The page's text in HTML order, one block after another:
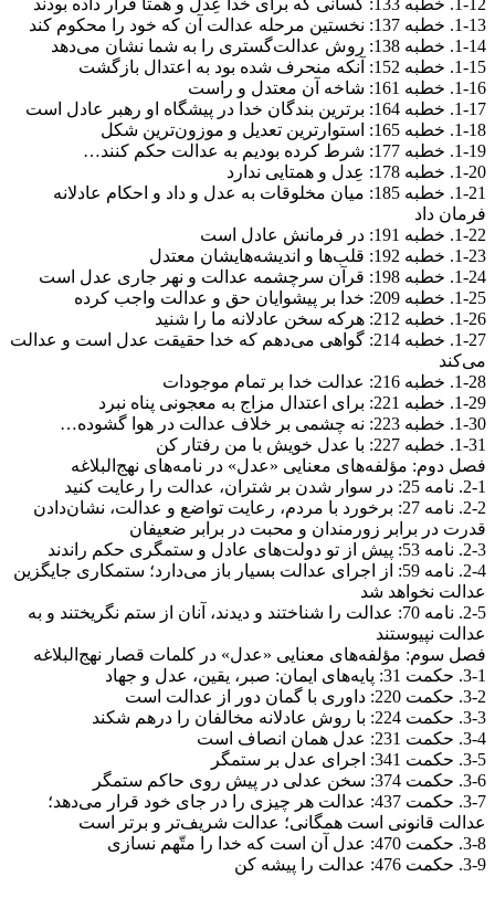
1-12. خطبه 133: کسانی که برای خدا عِدل و همتا قرار داده بودند
1-13. خطبه 137: نخستین مرحله عدالت آن که خود را محکوم کند
1-14. خطبه 138: روش عدالت‌گستری را به شما نشان می‌دهد
1-15. خطبه 152: آنکه منحرف شده بود به اعتدال بازگشت
1-16. خطبه 161: شاخه آن معتدل و راست
1-17. خطبه 164: برترین بندگان خدا در پیشگاه او رهبر عادل است
1-18. خطبه 165: استوارترین تعدیل و موزون‌ترین شکل
1-19. خطبه 177: شرط کرده بودیم به عدالت حکم کنند…
1-20. خطبه 178: عِدل و همتایی ندارد
1-21. خطبه 185: میان مخلوقات به عدل و داد و احکام عادلانه
فرمان داد
1-22. خطبه 191: در فرمانش عادل است
1-23. خطبه 192: قلب‌ها و اندیشه‌هایشان معتدل
1-24. خطبه 198: قرآن سرچشمه عدالت و نهر جاری عدل است
1-25. خطبه 209: خدا بر پیشوایان حق و عدالت واجب کرده
1-26. خطبه 212: هرکه سخن عادلانه ما را شنید
1-27. خطبه 214: گواهی می‌دهم که خدا حقیقت عدل است و عدالت
می‌کند
1-28. خطبه 216: عدالت خدا بر تمام موجودات
1-29. خطبه 221: برای اعتدال مزاج به معجونی پناه نبرد
1-30. خطبه 223: نه چشمی بر خلاف عدالت در هوا گشوده…
1-31. خطبه 227: با عدل خویش با من رفتار کن
فصل دوم: مؤلفه‌های معنایی «عدل» در نامه‌های نهج‌البلاغه
2-1. نامه 25: در سوار شدن بر شتران، عدالت را رعایت کنید
2-2. نامه 27: برخورد با مردم، رعايت‏ تواضع و عدالت، نشان‌دادن
قدرت در برابر زورمندان و محبت در برابر ضعيفان
2-3. نامه 53: پیش از تو دولت‌های عادل و ستمگری حکم راندند
2-4. نامه 59: از اجرای عدالت بسیار باز می‌دارد؛ ستمکاری جایگزین
عدالت نخواهد شد
2-5. نامه 70: عدالت را شناختند و دیدند، آنان از ستم نگریختند و به
عدالت نپیوستند
فصل سوم: مؤلفه‌های معنایی «عدل» در کلمات قصار نهج‌البلاغه
3-1. حکمت 31: پایه‌های ایمان: صبر، یقین، عدل و جهاد
3-2. حکمت 220: داوری با گمان دور از عدالت است
3-3. حکمت 224: با روش عادلانه مخالفان را درهم شکند
3-4. حکمت 231: عدل همان انصاف است
3-5. حکمت 341: اجرای عدل بر ستمگر
3-6. حکمت 374: سخن عدلی در پیش روی حاکم ستمگر
3-7. حکمت 437: عدالت هر چیزی را در جای خود قرار می‌دهد؛
عدالت قانونی است همگانی؛ ‌عدالت شریف‌تر و برتر است
3-8. حکمت 470: عدل آن است که خدا را متّهم نسازی
3-9. حکمت 476: عدالت را پیشه کن